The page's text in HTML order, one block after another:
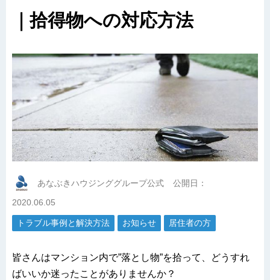
｜拾得物への対応方法
あなぶきハウジンググループ公式
公開日：
2020.06.05
トラブル事例と解決方法 お知らせ 居住者の方
皆さんはマンション内で”落とし物”を拾って、どうすれ
ばいいか迷ったことがありませんか？